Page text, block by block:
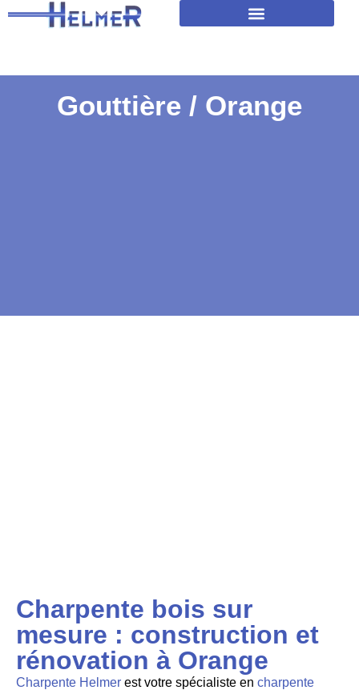
Gouttière / Orange
Charpente bois sur
mesure : construction et
rénovation à Orange
Charpente Helmer est votre spécialiste en charpente